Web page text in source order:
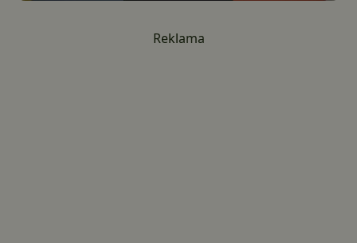
Reklama